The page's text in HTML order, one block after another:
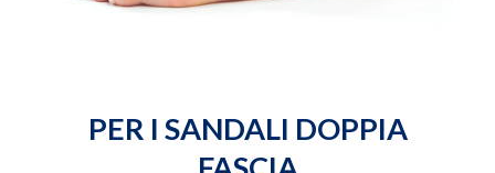
PER I SANDALI DOPPIA